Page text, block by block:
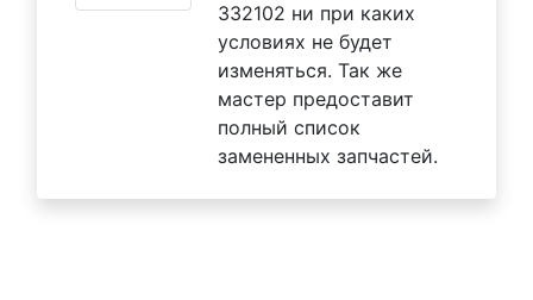
332102 ни при каких
условиях не будет
изменяться. Так же
мастер предоставит
полный список
замененных запчастей.